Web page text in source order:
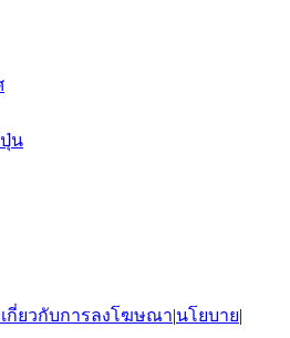
น
กี่ยวกับการลงโฆษณา|นโยบาย|